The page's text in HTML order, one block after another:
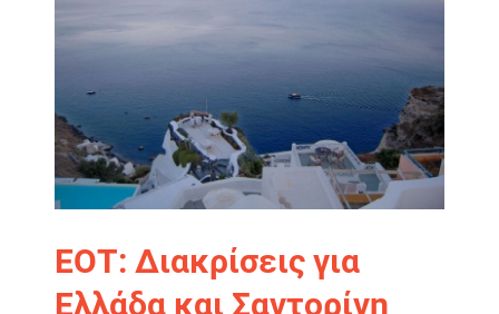
ΕΟΤ: Διακρίσεις για
Ελλάδα και Σαντορίνη